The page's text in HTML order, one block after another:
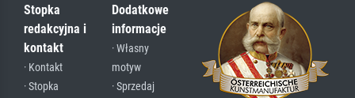
Stopka
redakcyjna i
kontakt
· Kontakt
· Stopka
Dodatkowe
informacje
· Własny
motyw
· Sprzedaj